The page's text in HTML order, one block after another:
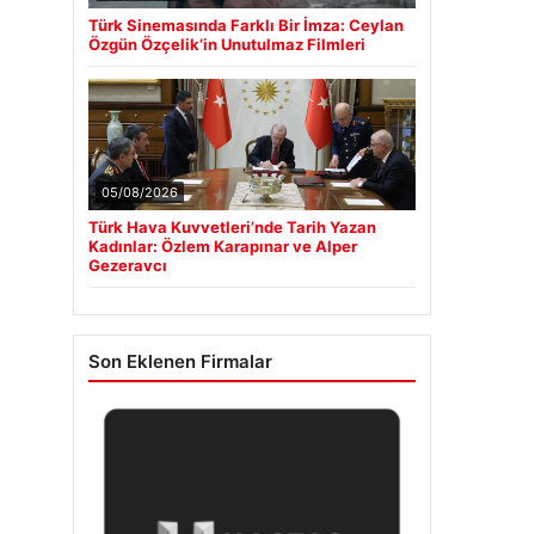
Türk Sinemasında Farklı Bir İmza: Ceylan
Özgün Özçelik’in Unutulmaz Filmleri
05/08/2026
Türk Hava Kuvvetleri’nde Tarih Yazan
Kadınlar: Özlem Karapınar ve Alper
Gezeravcı
Son Eklenen Firmalar